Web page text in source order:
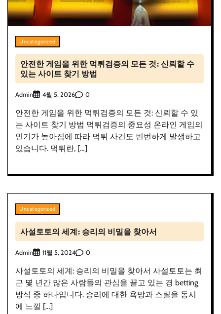
Uncategorized
안전한 게임을 위한 먹튀검증의 모든 것: 신뢰할 수
있는 사이트 찾기 방법
Admin 4월 5, 2026 0
안전한 게임을 위한 먹튀검증의 모든 것: 신뢰할 수 있
는 사이트 찾기 방법 먹튀검증의 중요성 온라인 게임의
인기가 높아짐에 따라 먹튀 사건도 빈번하게 발생하고
있습니다. 먹튀란, […]
Uncategorized
사설토토의 세계: 승리의 비밀을 찾아서
Admin 11월 5, 2024 0
사설토토의 세계: 승리의 비밀을 찾아서 사설토토는 최
근 몇 년간 많은 사람들의 관심을 끌고 있는 경 betting
방식 중 하나입니다. 승리에 대한 욕망과 스릴을 동시
에 느낄 […]